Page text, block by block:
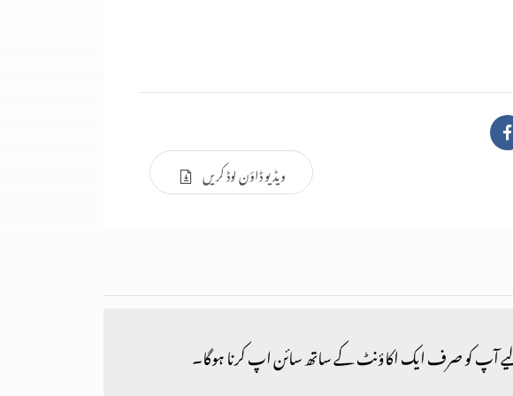
ویڈیو ڈاؤن لوڈ کریں
آپ کو صرف ایک اکاؤنٹ کے ساتھ سائن اپ کرنا ہوگا۔